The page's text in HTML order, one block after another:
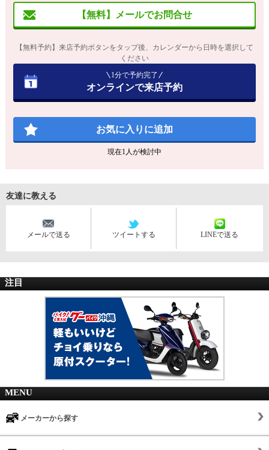
【無料】メールでお問合せ
【無料予約】来店予約ボタンをタップ後、カレンダーから日時を選択して
ください
1分で予約完了
オンラインで来店予約
お気に入りに追加
現在1 人が検討中
友達に教える
メールで送る ツイートする LINEで送る
注目
MENU
メーカーから探す